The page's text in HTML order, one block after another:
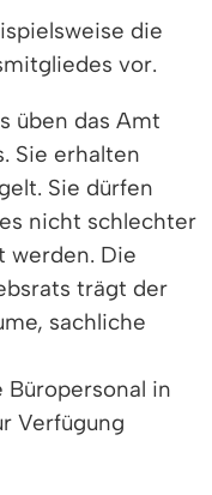
die
vor.
üben das Amt
Sie erhalten
Sie dürfen
nicht schlechter
werden. Die
trägt der
sachliche
in
Verfügung